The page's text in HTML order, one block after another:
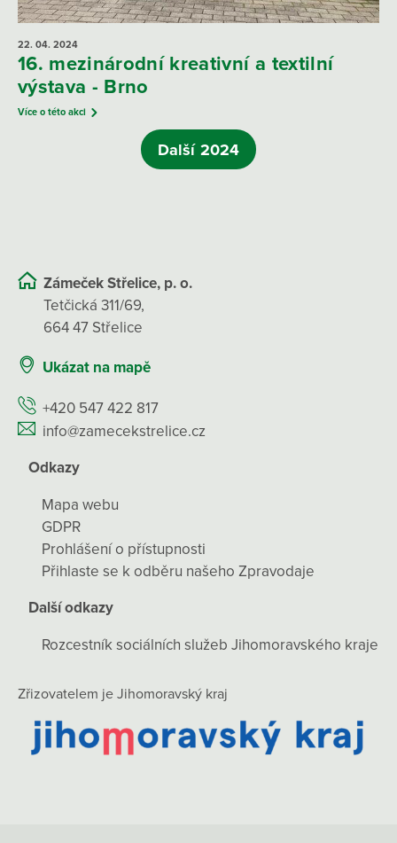
22. 04. 2024
16. mezinárodní kreativní a textilní
výstava - Brno
Více o této akci
Další 2024
Zámeček Střelice, p. o.
Tetčická 311/69,
664 47 Střelice
Ukázat na mapě
+420 547 422 817
info@zamecekstrelice.cz
Odkazy
Mapa webu
GDPR
Prohlášení o přístupnosti
Přihlaste se k odběru našeho Zpravodaje
Další odkazy
Rozcestník sociálních služeb Jihomoravského kraje
Zřizovatelem je Jihomoravský kraj